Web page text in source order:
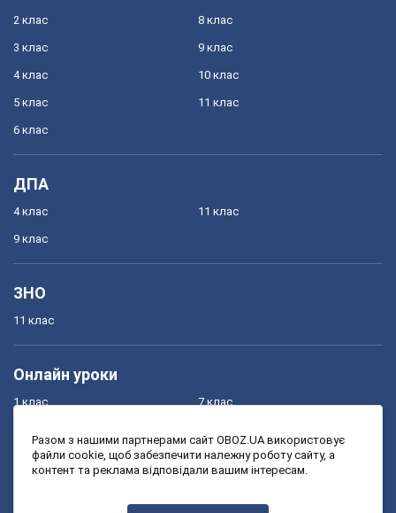
2 клас
3 клас
4 клас
5 клас
6 клас
8 клас
9 клас
10 клас
11 клас
ДПА
4 клас
9 клас
11 клас
ЗНО
11 клас
Онлайн уроки
1 клас
3 клас
7 клас
9 клас
Разом з нашими партнерами сайт OBOZ.UA використовує
файли cookie, щоб забезпечити належну роботу сайту, а
контент та реклама відповідали вашим інтересам.